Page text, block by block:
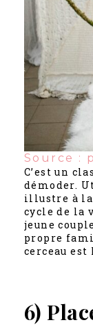
Source :
C’est un
démoder.
illustre à
cycle de la
jeune
propre
cerceau est
6)